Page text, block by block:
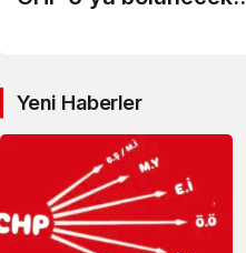
Yeni Haberler